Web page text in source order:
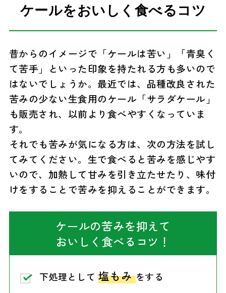
ケールをおいしく食べるコツ
昔からのイメージで「ケールは苦い」「青臭く
て苦手」といった印象を持たれる方も多いので
はないでしょうか。最近では、品種改良された
苦みの少ない生食用のケール「サラダケール」
も販売され、以前より食べやすくなっていま
す。
それでも苦みが気になる方は、次の方法を試し
てみてください。生で食べると苦みを感じやす
いので、加熱して甘みを引き立たせたり、味付
けをすることで苦みを抑えることができます。
ケールの苦みを抑えて
おいしく食べるコツ！
下処理として 塩もみをする